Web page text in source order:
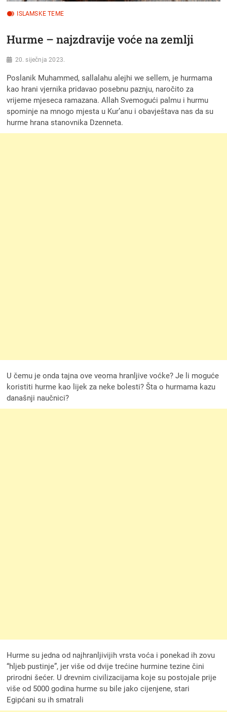
ISLAMSKE TEME
Hurme – najzdravije voće na zemlji
20. siječnja 2023.
Poslanik Muhammed, sallalahu alejhi we sellem, je hurmama
kao hrani vjernika pridavao posebnu paznju, naročito za
vrijeme mjeseca ramazana. Allah Svemogući palmu i hurmu
spominje na mnogo mjesta u Kur’anu i obavještava nas da su
hurme hrana stanovnika Dzenneta.
U čemu je onda tajna ove veoma hranljive voćke? Je li moguće
koristiti hurme kao lijek za neke bolesti? Šta o hurmama kazu
današnji naučnici?
Hurme su jedna od najhranljivijih vrsta voća i ponekad ih zovu
“hljeb pustinje”, jer više od dvije trećine hurmine tezine čini
prirodni šećer. U drevnim civilizacijama koje su postojale prije
više od 5000 godina hurme su bile jako cijenjene, stari
Egipćani su ih smatrali